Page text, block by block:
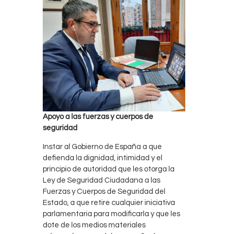
Apoyo a las fuerzas y cuerpos de
seguridad
Instar al Gobierno de España a que
defienda la dignidad, intimidad y el
principio de autoridad que les otorga la
Ley de Seguridad Ciudadana a las
Fuerzas y Cuerpos de Seguridad del
Estado, a que retire cualquier iniciativa
parlamentaria para modificarla y que les
dote de los medios materiales